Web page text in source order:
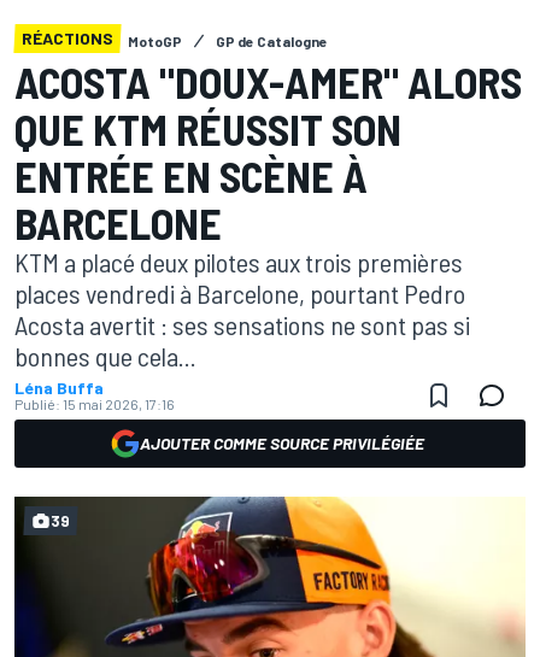
RÉACTIONS MotoGP GP de Catalogne
ACOSTA "DOUX-AMER" ALORS
QUE KTM RÉUSSIT SON
ENTRÉE EN SCÈNE À
BARCELONE
KTM a placé deux pilotes aux trois premières
places vendredi à Barcelone, pourtant Pedro
Acosta avertit : ses sensations ne sont pas si
bonnes que cela...
Léna Buffa
Publié: 15 mai 2026, 17:16
AJOUTER COMME SOURCE PRIVILÉGIÉE
39